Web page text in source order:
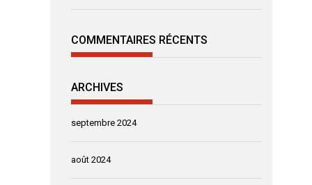
COMMENTAIRES RÉCENTS
ARCHIVES
septembre 2024
août 2024